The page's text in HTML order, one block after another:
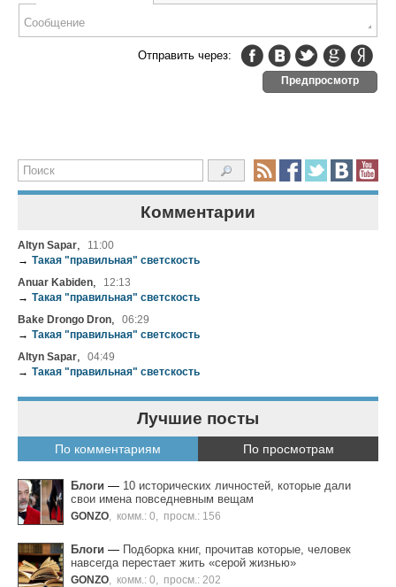
Комментарии
Altyn Sapar,
11:00
→ Такая "правильная" светскость
Anuar Kabiden,
12:13
→ Такая "правильная" светскость
Bake Drongo Dron, 06:29
→ Такая "правильная" светскость
Altyn Sapar, 04:49
→ Такая "правильная" светскость
Лучшие посты
По комментариям По просмотрам
Блоги — 10 исторических личностей, которые дали
свои имена повседневным вещам
GONZO комм.: 0 просм.: 156
Блоги — Подборка книг, прочитав которые, человек
навсегда перестает жить «серой жизнью»
GONZO комм.: 0 просм.: 202
Отправить через:
Предпросмотр